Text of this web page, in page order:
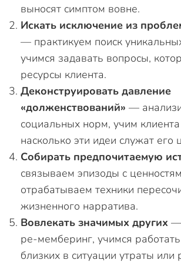
выносят симптом вовне.
Искать исключение из
— практикуем поиск
учимся задавать вопросы,
ресурсы клиента.
Деконструировать давление
«долженствований» —
социальных норм, учим
насколько эти идеи служат его
Собирать предпочитаемую
связываем эпизоды с
отрабатываем техники
жизненного нарратива.
Вовлекать значимых других —
ре-мемберинг, учимся
близких в ситуации утраты или